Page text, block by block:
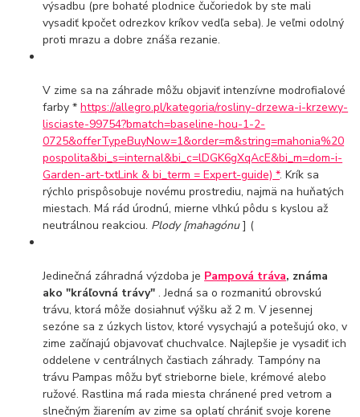
výsadbu (pre bohaté plodnice čučoriedok by ste mali
vysadiť kpočet odrezkov kríkov vedľa seba). Je veľmi odolný
proti mrazu a dobre znáša rezanie.
V zime sa na záhrade môžu objaviť intenzívne modrofialové
farby *https://allegro.pl/kategoria/rosliny-drzewa-i-krzewy-
lisciaste-99754?bmatch=baseline-hou-1-2-
0725&offerTypeBuyNow=1&order=m&string=mahonia%20
pospolita&bi_s=internal&bi_c=lDGK6gXqAcE&bi_m=dom-i-
Garden-art-txtLink & bi_term = Expert-guide) *. Krík sa
rýchlo prispôsobuje novému prostrediu, najmä na huňatých
miestach. Má rád úrodnú, mierne vlhkú pôdu s kyslou až
neutrálnou reakciou. Plody [mahagónu] (
Jedinečná záhradná výzdoba je Pampová tráva, známa
ako "kráľovná trávy". Jedná sa o rozmanitú obrovskú
trávu, ktorá môže dosiahnuť výšku až 2 m. V jesennej
sezóne sa z úzkych listov, ktoré vysychajú a potešujú oko, v
zime začínajú objavovať chuchvalce. Najlepšie je vysadiť ich
oddelene v centrálnych častiach záhrady. Tampóny na
trávu Pampas môžu byť strieborne biele, krémové alebo
ružové. Rastlina má rada miesta chránené pred vetrom a
slnečným žiarením av zime sa oplatí chrániť svoje korene